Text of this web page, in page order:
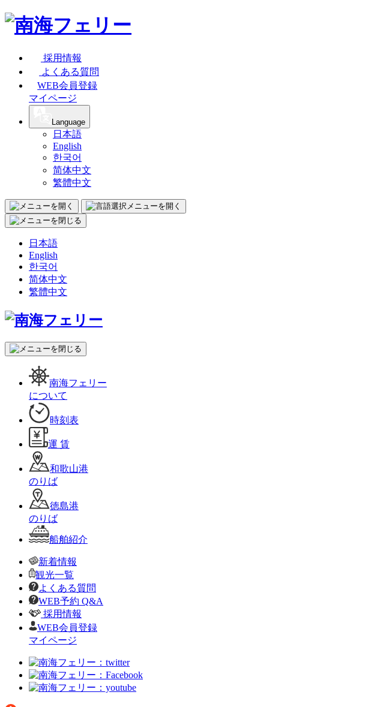
採用情報
よくある質問
WEB会員登録
マイページ
Language
日本語
English
한국어
简体中文
繁體中文
日本語
English
한국어
简体中文
繁體中文
南海フェリー
について
時刻表
運 賃
和歌山港
のりば
徳島港
のりば
船舶紹介
新着情報
観光一覧
よくある質問
WEB予約 Q&A
採用情報
WEB会員登録
マイページ